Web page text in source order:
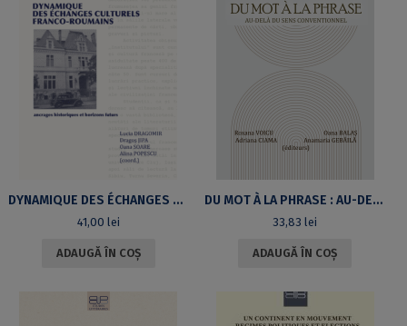
DYNAMIQUE DES ÉCHANGES CULTURELS FRANCO-ROUMAINS : ANCRAGES HISTORIQUES ET HORIZONS FUTURS
41,00 lei
ADAUGĂ ÎN COȘ
DU MOT À LA PHRASE : AU-DELÀ DU SENS CONVENTIONNEL
33,83lei
ADAUGĂ ÎN COȘ